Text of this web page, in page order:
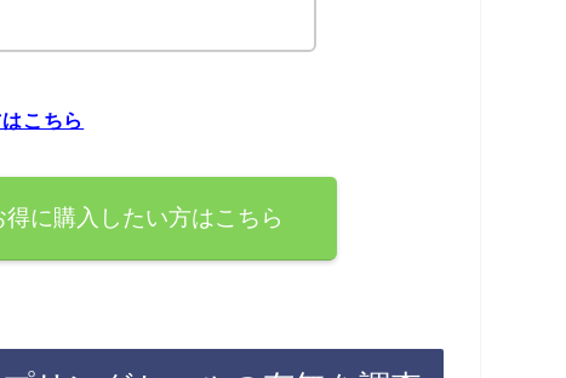
こちら
に購入したい方はこちら